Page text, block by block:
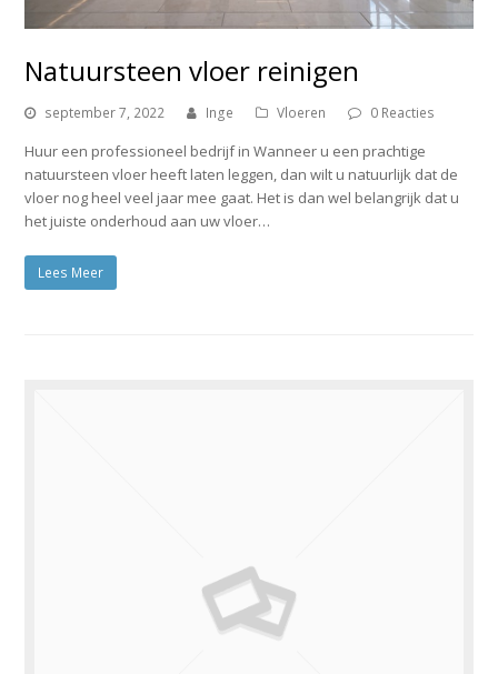
Natuursteen vloer reinigen
september 7, 2022 Inge Vloeren 0 Reacties
Huur een professioneel bedrijf in Wanneer u een prachtige
natuursteen vloer heeft laten leggen, dan wilt u natuurlijk dat de
vloer nog heel veel jaar mee gaat. Het is dan wel belangrijk dat u
het juiste onderhoud aan uw vloer…
Lees Meer